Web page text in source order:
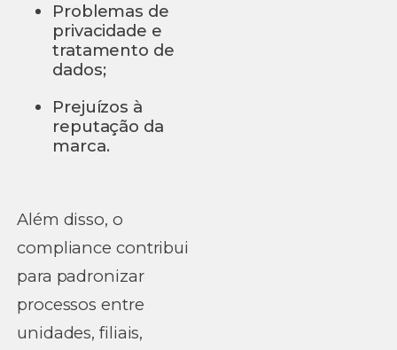
Problemas de
privacidade e
tratamento de
dados;
Prejuízos à
reputação da
marca.
Além disso, o
compliance contribui
para padronizar
processos entre
unidades, filiais,